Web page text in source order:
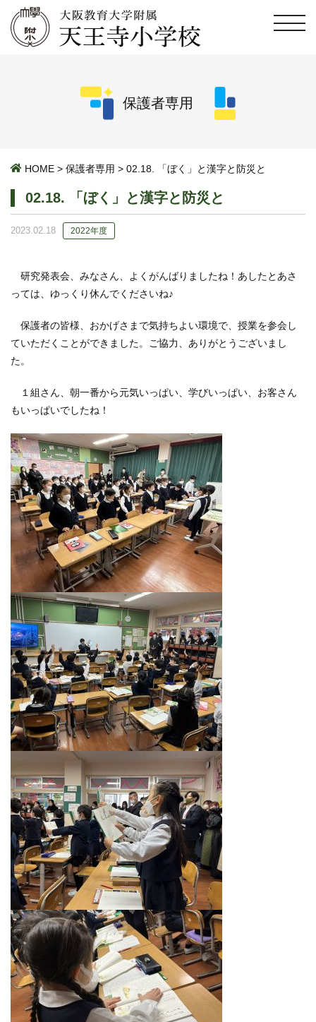
保護者専用
HOME > 保護者専用 > 02.18. 「ぼく」と漢字と防災と
02.18. 「ぼく」と漢字と防災と
2023.02.18 2022年度
研究発表会、みなさん、よくがんばりましたね！あしたとあさ
っては、ゆっくり休んでくださいね♪
保護者の皆様、おかげさまで気持ちよい環境で、授業を参会し
ていただくことができました。ご協力、ありがとうございまし
た。
１組さん、朝一番から元気いっぱい、学びいっぱい、お客さん
もいっぱいでしたね！